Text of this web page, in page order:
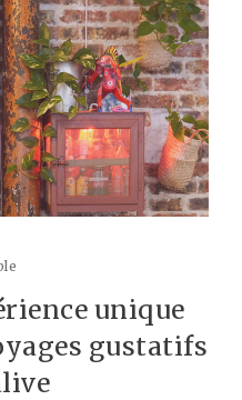
unique
gustatifs